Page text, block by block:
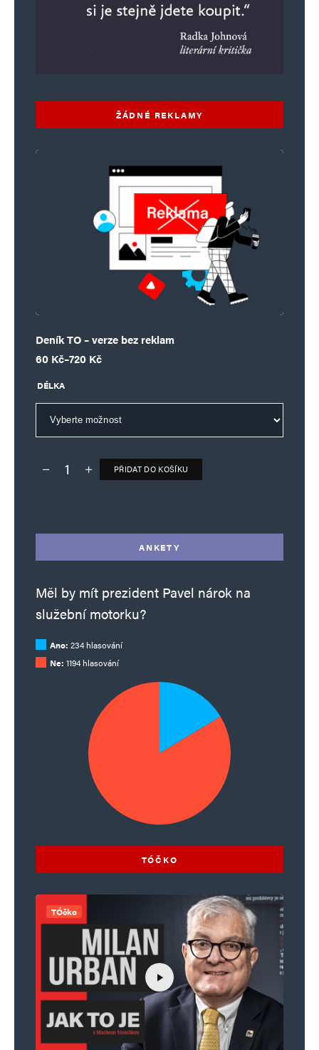
ŽÁDNÉ REKLAMY
Deník TO – verze bez reklam
60 Kč–720 Kč
Rozpětí cen: 60 Kč až 720 Kč
DÉLKA
Deník TO – verze bez reklam množství
PŘIDAT DO KOŠÍKU
ANKETY
Měl by mít prezident Pavel nárok na
služební motorku?
Ano: 234 hlasování
Ne: 1194 hlasování
TÓČKO
TÓčko